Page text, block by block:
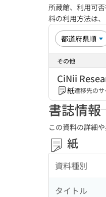
所蔵館、利用可
料の利用方法は
その他
CiNii
紙遷移先の
書誌情報
この資料の詳細
紙
資料種別
タイトル